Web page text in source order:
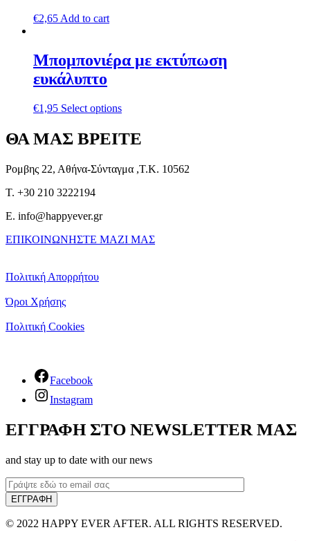
€2,65 Add to cart
Μπομπονιέρα με εκτύπωση
ευκάλυπτο
€1,95 Select options
ΘΑ ΜΑΣ ΒΡΕΙΤΕ
Ρομβης 22, Αθήνα-Σύνταγμα ,Τ.Κ. 10562
T. +30 210 3222194
E. info@happyever.gr
ΕΠΙΚΟΙΝΩΝΗΣΤΕ ΜΑΖΙ ΜΑΣ
Πολιτική Απορρήτου
Όροι Χρήσης
Πολιτική Cookies
Facebook
Instagram
ΕΓΓΡΑΦΗ ΣΤΟ NEWSLETTER ΜΑΣ
and stay up to date with our news
© 2022 HAPPY EVER AFTER. ALL RIGHTS RESERVED.